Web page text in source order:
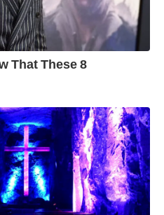
That These 8